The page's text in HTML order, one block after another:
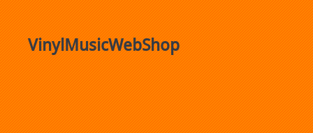
VinylMusicWebShop